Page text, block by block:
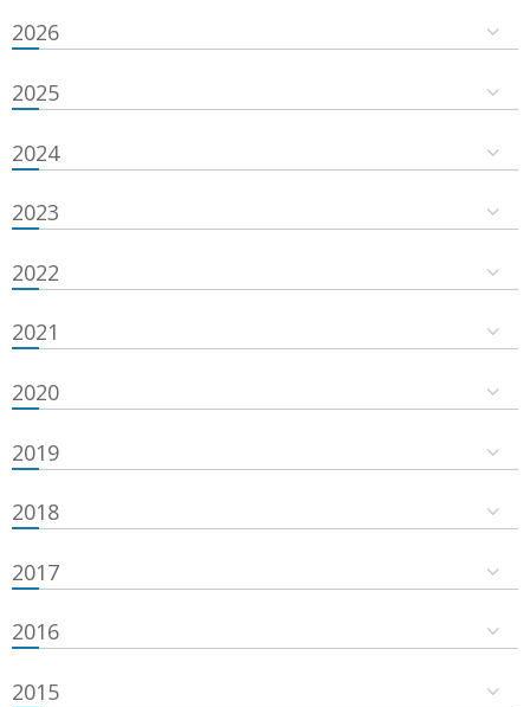
2026
2025
2024
2023
2022
2021
2020
2019
2018
2017
2016
2015